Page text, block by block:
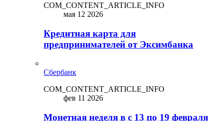
COM_CONTENT_ARTICLE_INFO
мая 12 2026
Кредитная карта для
предпринимателей от Эксимбанка
Сбербанк
COM_CONTENT_ARTICLE_INFO
фев 11 2026
Монетная неделя в с 13 по 19 февраля